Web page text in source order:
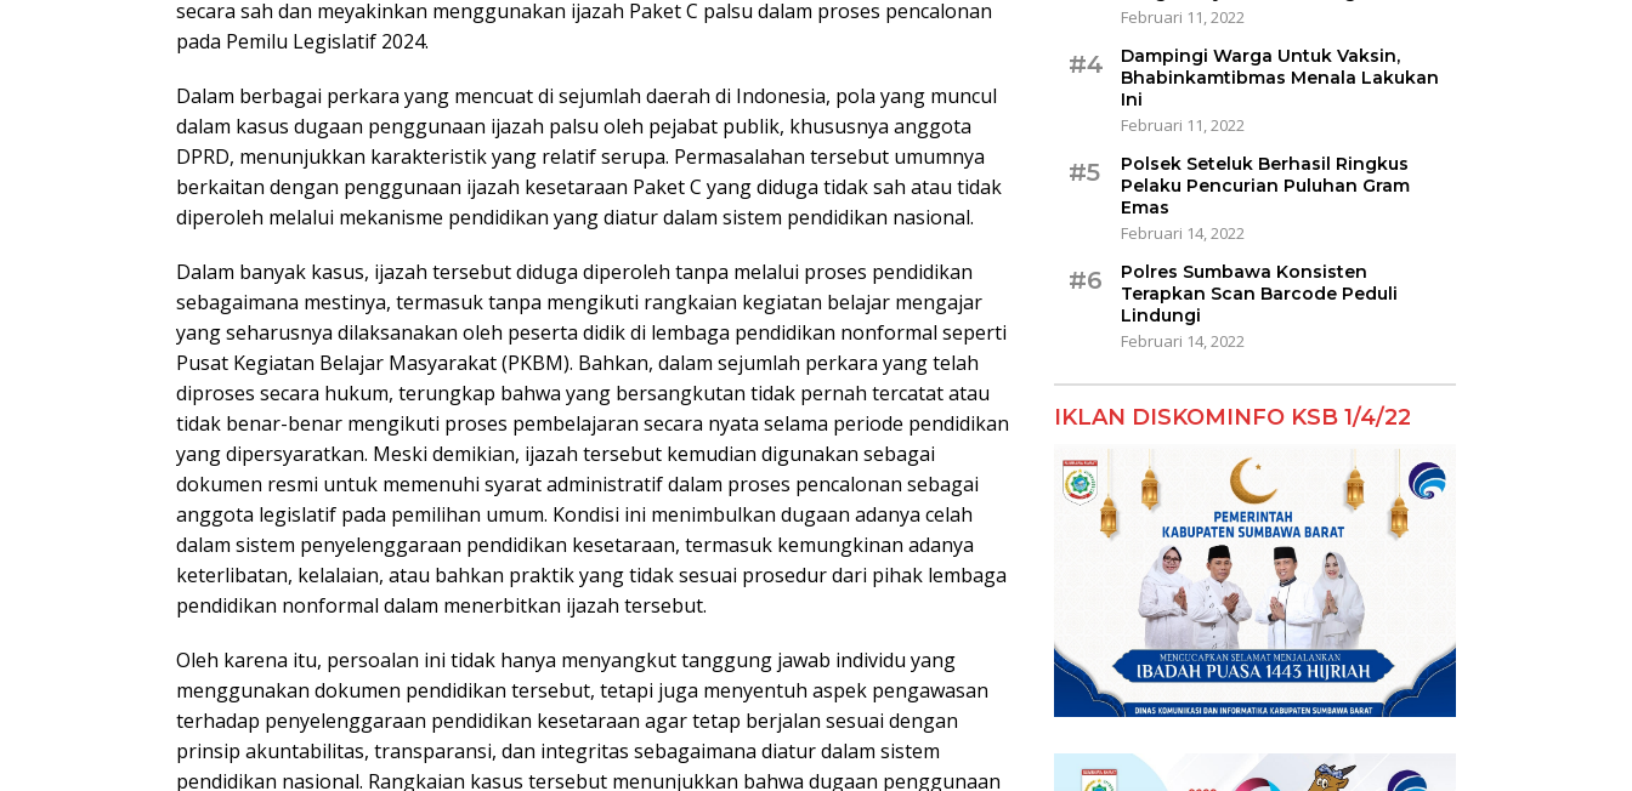
secara sah dan meyakinkan menggunakan ijazah Paket C palsu dalam proses pencalonan
pada Pemilu Legislatif 2024.
Dalam berbagai perkara yang mencuat di sejumlah daerah di Indonesia, pola yang muncul
dalam kasus dugaan penggunaan ijazah palsu oleh pejabat publik, khususnya anggota
DPRD, menunjukkan karakteristik yang relatif serupa. Permasalahan tersebut umumnya
berkaitan dengan penggunaan ijazah kesetaraan Paket C yang diduga tidak sah atau tidak
diperoleh melalui mekanisme pendidikan yang diatur dalam sistem pendidikan nasional.
Dalam banyak kasus, ijazah tersebut diduga diperoleh tanpa melalui proses pendidikan
sebagaimana mestinya, termasuk tanpa mengikuti rangkaian kegiatan belajar mengajar
yang seharusnya dilaksanakan oleh peserta didik di lembaga pendidikan nonformal seperti
Pusat Kegiatan Belajar Masyarakat (PKBM). Bahkan, dalam sejumlah perkara yang telah
diproses secara hukum, terungkap bahwa yang bersangkutan tidak pernah tercatat atau
tidak benar-benar mengikuti proses pembelajaran secara nyata selama periode pendidikan
yang dipersyaratkan. Meski demikian, ijazah tersebut kemudian digunakan sebagai
dokumen resmi untuk memenuhi syarat administratif dalam proses pencalonan sebagai
anggota legislatif pada pemilihan umum. Kondisi ini menimbulkan dugaan adanya celah
dalam sistem penyelenggaraan pendidikan kesetaraan, termasuk kemungkinan adanya
keterlibatan, kelalaian, atau bahkan praktik yang tidak sesuai prosedur dari pihak lembaga
pendidikan nonformal dalam menerbitkan ijazah tersebut.
Oleh karena itu, persoalan ini tidak hanya menyangkut tanggung jawab individu yang
menggunakan dokumen pendidikan tersebut, tetapi juga menyentuh aspek pengawasan
terhadap penyelenggaraan pendidikan kesetaraan agar tetap berjalan sesuai dengan
prinsip akuntabilitas, transparansi, dan integritas sebagaimana diatur dalam sistem
pendidikan nasional. Rangkaian kasus tersebut menunjukkan bahwa dugaan penggunaan
Februari 11, 2022
#4
Dampingi Warga Untuk Vaksin,
Bhabinkamtibmas Menala Lakukan
Ini
Februari 11, 2022
#5
Polsek Seteluk Berhasil Ringkus
Pelaku Pencurian Puluhan Gram
Emas
Februari 14, 2022
#6
Polres Sumbawa Konsisten
Terapkan Scan Barcode Peduli
Lindungi
Februari 14, 2022
IKLAN DISKOMINFO KSB 1/4/22